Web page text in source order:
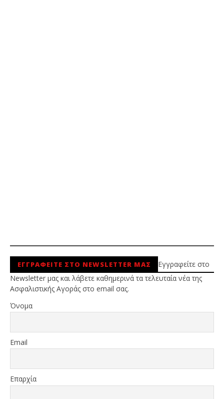
ΕΓΓΡΑΦΕΙΤΕ ΣΤΟ NEWSLETTER ΜΑΣ
Εγγραφείτε στο
Newsletter μας και λάβετε καθημερινά τα τελευταία νέα της
Ασφαλιστικής Αγοράς στο email σας.
Όνομα
Email
Επαρχία